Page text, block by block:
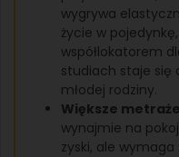
wygrywa
życie w
współlokatorem
studiach staje się
młodej rodziny.
Większe metraże
wynajmie na
zyski, ale